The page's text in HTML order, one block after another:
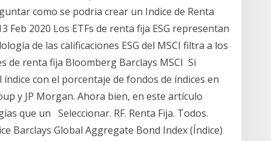
como se podria crear un Indice de Renta
Feb 2020 Los ETFs de renta fija ESG representan
de las calificaciones ESG del MSCI filtra a los
de renta fija Bloomberg Barclays MSCI Si
con el porcentaje de fondos de índices en
y JP Morgan. Ahora bien, en este artículo
que un Seleccionar. RF. Renta Fija. Todos.
Barclays Global Aggregate Bond Index (Índice)